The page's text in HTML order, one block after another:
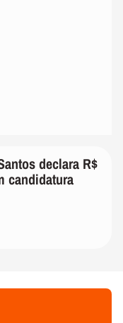
declara R$
candidatura